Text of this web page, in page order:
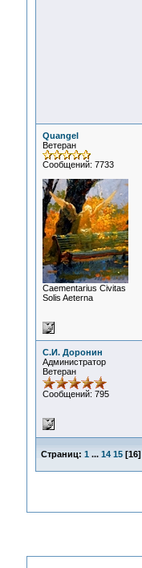
Quangel
Ветеран
Сообщений: 7733
Сaementarius Civitas
Solis Aeterna
С.И. Доронин
Администратор
Ветеран
Сообщений: 795
Страниц: 1 ... 14 15[16]